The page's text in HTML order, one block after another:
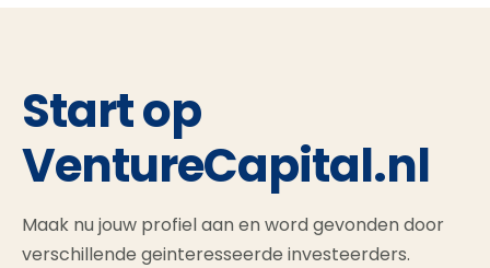
Start op
VentureCapital.nl
Maak nu jouw profiel aan en word gevonden door
verschillende geinteresseerde investeerders.